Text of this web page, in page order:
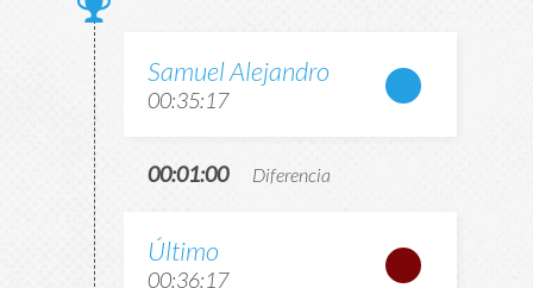
Samuel Alejandro
00:35:17
00:01:00 Diferencia
Último
00:36:17